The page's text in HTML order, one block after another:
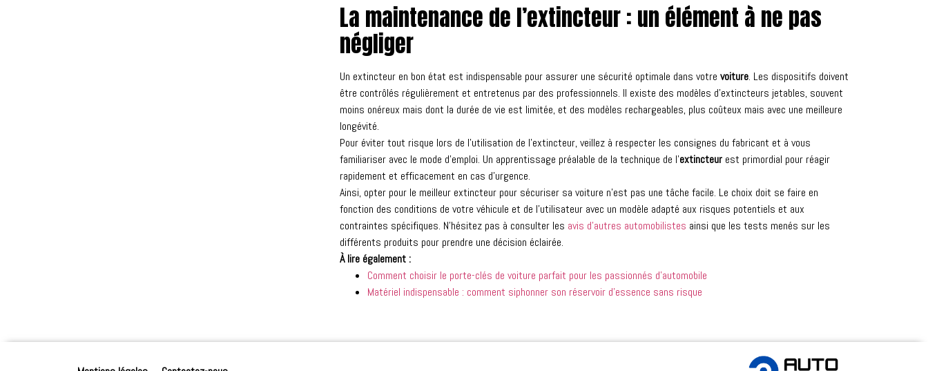
La maintenance de l’extincteur : un élément à ne pas
négliger
Un extincteur en bon état est indispensable pour assurer une sécurité optimale dans votre voiture. Les dispositifs doivent
être contrôlés régulièrement et entretenus par des professionnels. Il existe des modèles d’extincteurs jetables, souvent
moins onéreux mais dont la durée de vie est limitée, et des modèles rechargeables, plus coûteux mais avec une meilleure
longévité.
Pour éviter tout risque lors de l’utilisation de l’extincteur, veillez à respecter les consignes du fabricant et à vous
familiariser avec le mode d’emploi. Un apprentissage préalable de la technique de l’extincteurest primordial pour réagir
rapidement et efficacement en cas d’urgence.
Ainsi, opter pour le meilleur extincteur pour sécuriser sa voiture n’est pas une tâche facile. Le choix doit se faire en
fonction des conditions de votre véhicule et de l’utilisateur avec un modèle adapté aux risques potentiels et aux
contraintes spécifiques. N’hésitez pas à consulter les avis d’autres automobilistes ainsi que les tests menés sur les
différents produits pour prendre une décision éclairée.
À lire également :
Comment choisir le porte-clés de voiture parfait pour les passionnés d’automobile
Matériel indispensable : comment siphonner son réservoir d’essence sans risque